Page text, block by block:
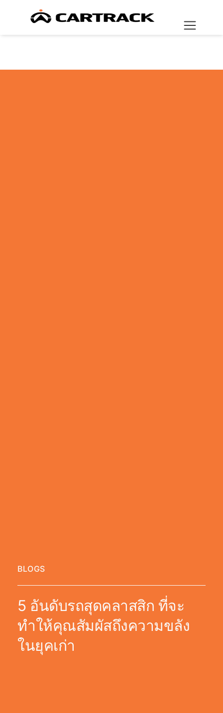
BLOGS
5 อันดับรถสุดคลาสสิก ที่จะ
ทำให้คุณสัมผัสถึงความขลัง
ในยุคเก่า